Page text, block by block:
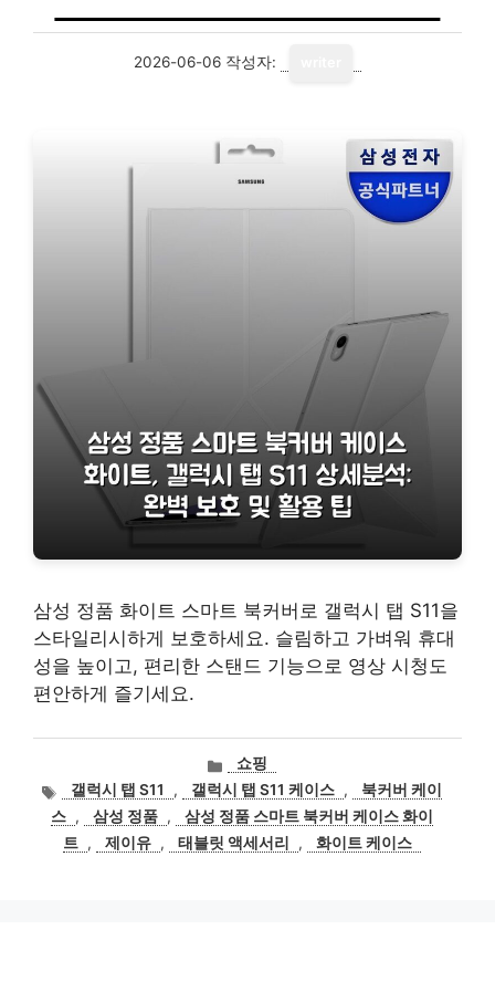
2026-06-06 작성자:
삼성 정품 화이트 스마트 북커버로 갤럭시 탭 S11을
스타일리시하게 보호하세요. 슬림하고 가벼워 휴대
성을 높이고, 편리한 스탠드 기능으로 영상 시청도
편안하게 즐기세요.
카
테
고
리
쇼핑
태갤럭시 탭 S11 , 갤럭시 탭 S11 케이스 ,
북커버 케이
스 , 삼성 정품 ,
삼성 정품 스마트 북커버 케이스 화이
트 , 제이유 , 태블릿 액세서리 , 화이트 케이스